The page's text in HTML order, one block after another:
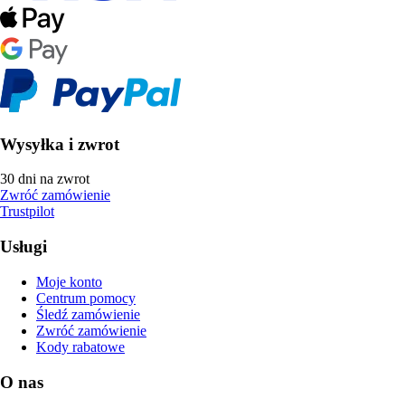
Wysyłka i zwrot
30 dni na zwrot
Zwróć zamówienie
Trustpilot
Usługi
Moje konto
Centrum pomocy
Śledź zamówienie
Zwróć zamówienie
Kody rabatowe
O nas